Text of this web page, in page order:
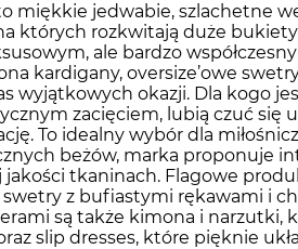
miękkie jedwabie, szlachetne
których rozkwitają duże
ale bardzo
kardigany, oversize’owe
wyjątkowych okazji. Dla kogo
zacięciem, lubią czuć się
To idealny wybór dla
beżów, marka proponuje
tkaninach. Flagowe
z bufiastymi rękawami i
są także kimona i narzutki,
slip dresses, które pięknie